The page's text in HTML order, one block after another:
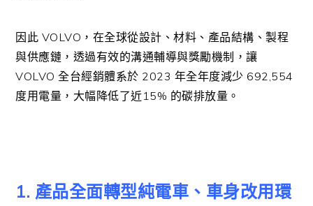
因此 VOLVO，在全球從設計、材料、產品結構、製程
與供應鏈，透過有效的溝通輔導與獎勵機制，讓
VOLVO 全台經銷體系於 2023 年全年度減少 692,554
度用電量，大幅降低了近15% 的碳排放量。
1. 產品全面轉型純電車、車身改用環